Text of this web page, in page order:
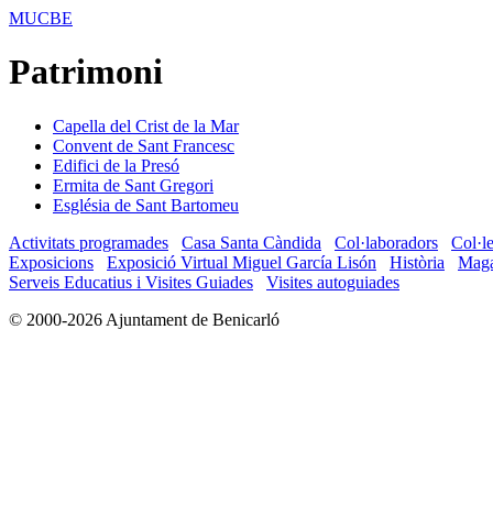
MUCBE
Patrimoni
Capella del Crist de la Mar
Convent de Sant Francesc
Edifici de la Presó
Ermita de Sant Gregori
Església de Sant Bartomeu
Activitats programades
Casa Santa Càndida Col·laboradors
Exposicions
Exposició Virtual Miguel García Lisón Història
Serveis Educatius i Visites Guiades
Visites autoguiades
© 2000-2026 Ajuntament de Benicarló